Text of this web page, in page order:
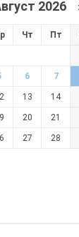
2026
Чт Пт
6 7
13 14
20 21
27 28